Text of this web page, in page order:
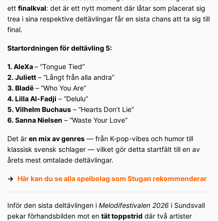
ett finalkval: det är ett nytt moment där låtar som placerat sig
trea i sina respektive deltävlingar får en sista chans att ta sig till
final.
Startordningen för deltävling 5:
1. AleXa– “Tongue Tied”
2. Juliett – “Långt från alla andra”
3. Bladë – “Who You Are”
4. Lilla Al-Fadji – “Delulu”
5. Vilhelm Buchaus – “Hearts Don’t Lie”
6. Sanna Nielsen – “Waste Your Love”
Det är en mix av genres — från K-pop-vibes och humor till
klassisk svensk schlager — vilket gör detta startfält till en av
årets mest omtalade deltävlingar.
→ Här kan du se alla spelbolag som Stugan rekommenderar
Inför den sista deltävlingen i Melodifestivalen 2026 i Sundsvall
pekar förhandsbilden mot en tät toppstrid där två artister